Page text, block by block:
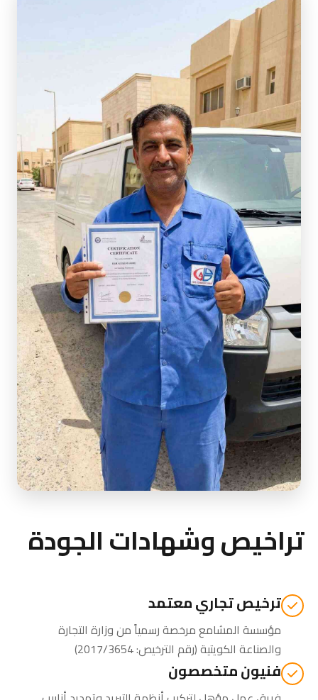
تراخيص وشهادات الجودة
ترخيص تجاري معتمد
مؤسسة المشامع مرخصة رسمياً منوزارة التجارة
والصناعة الكويتية(رقم الترخيص: 2017/3654)
فنيون متخصصون